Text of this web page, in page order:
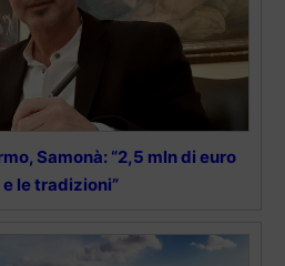
Samonà: “2,5 mln di euro
le tradizioni”